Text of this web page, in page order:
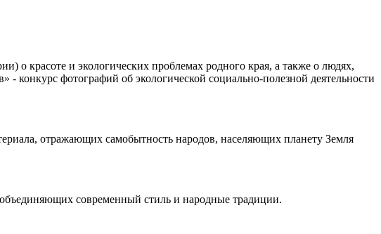
о красоте и экологических проблемах родного края, а также о людях,
конкурс фотографий об экологической социально-полезной деятельности
отражающих самобытность народов, населяющих планету Земля
современный стиль и народные традиции.